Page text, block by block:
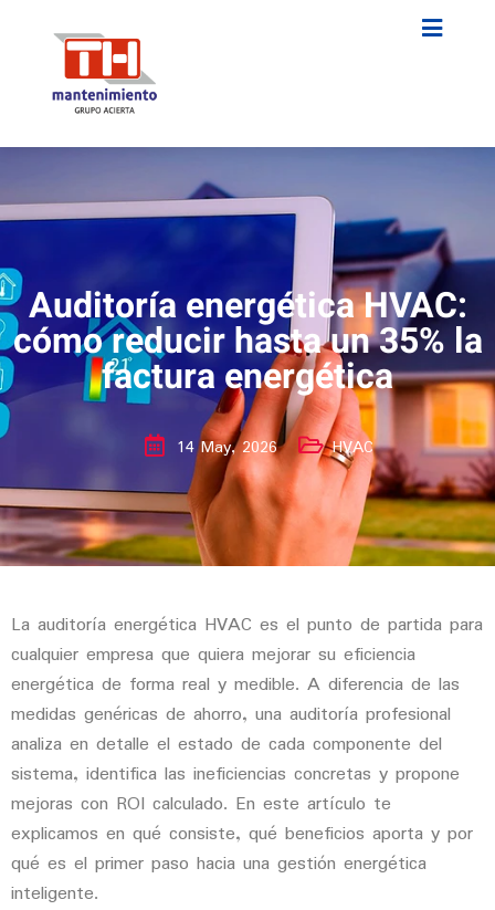
Auditoría energética HVAC:
cómo reducir hasta un 35% la
factura energética
14 May, 2026 HVAC
La auditoría energética HVAC es el punto de partida para
cualquier empresa que quiera mejorar su eficiencia
energética de forma real y medible. A diferencia de las
medidas genéricas de ahorro, una auditoría profesional
analiza en detalle el estado de cada componente del
sistema, identifica las ineficiencias concretas y propone
mejoras con ROI calculado. En este artículo te
explicamos en qué consiste, qué beneficios aporta y por
qué es el primer paso hacia una gestión energética
inteligente.